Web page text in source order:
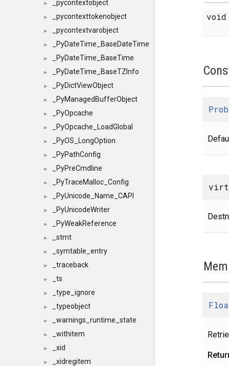
► _pycontextobject
► _pycontexttokenobject
► _pycontextvarobject
► _PyDateTime_BaseDateTime
► _PyDateTime_BaseTime
► _PyDateTime_BaseTZInfo
► _PyDictViewObject
► _PyManagedBufferObject
► _PyOpcache
► _PyOpcache_LoadGlobal
► _PyOS_LongOption
► _PyPathConfig
► _PyPreCmdline
► _PyTraceMalloc_Config
► _PyUnicode_Name_CAPI
► _PyUnicodeWriter
► _PyWeakReference
► _stmt
► _symtable_entry
► _traceback
► _ts
► _type_ignore
► _typeobject
► _warnings_runtime_state
► _withitem
► _xid
► _xidregitem